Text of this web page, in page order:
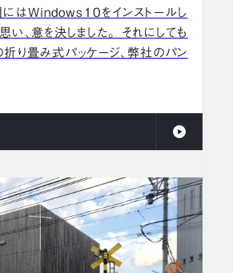
はWindows10をインストールし
い、意を決しました。 それにしても
り畳み式パッケージ、弊社のパン